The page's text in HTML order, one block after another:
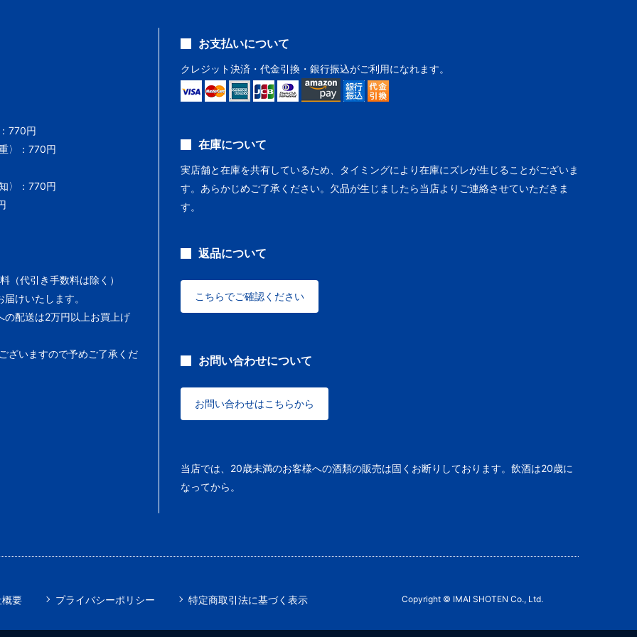
770円
〉：770円
〉：770円
（代引き手数料は除く）
けいたします。
配送は2万円以上お買上げ
ざいますので予めご了承くだ
お支払いについて
クレジット決済・代金引換・銀行振込がご利用になれます。
在庫について
実店舗と在庫を共有しているため、タイミングにより在庫にズレが生じることがございま
す。あらかじめご了承ください。欠品が生じましたら当店よりご連絡させていただきま
す。
返品について
こちらでご確認ください
お問い合わせについて
お問い合わせはこちらから
当店では、20歳未満のお客様への酒類の販売は固くお断りしております。飲酒は20歳に
なってから。
要 プライバシーポリシー 特定商取引法に基づく表示 Copyright © IMAI SHOTEN Co., Ltd.